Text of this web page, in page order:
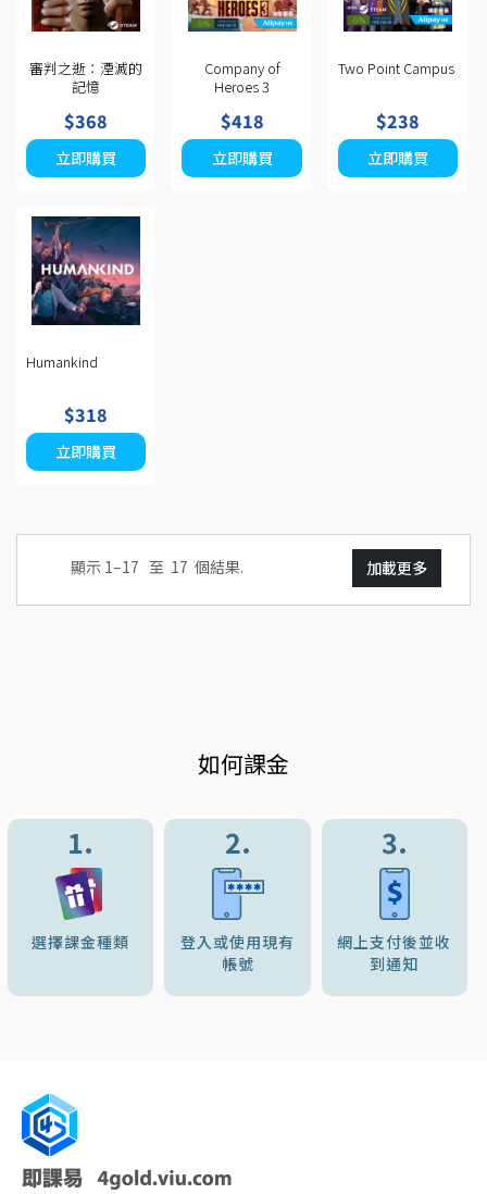
審判之逝：湮滅的
記憶
$368
立即購買
Company of
Heroes 3
$418
立即購買
Two Point Campus
$238
立即購買
Humankind
$318
立即購買
顯示 1–17 至 17 個結果. 加載更多
如何課金
1.
選擇課金種類
2.
登入或使用現有
帳號
3.
網上支付後並收
到通知